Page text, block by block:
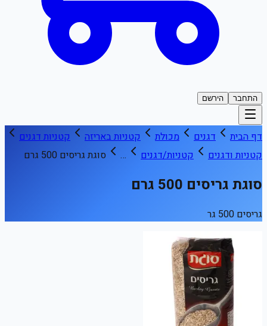
התחבר הירשם
דף הבית דגנים מכולת קטניות באריזה
קטניות דגנים
קטניות ודגנים
קטניות/דגנים … סוגת גריסים 500 גרם
סוגת גריסים 500 גרם
גריסים 500 גר